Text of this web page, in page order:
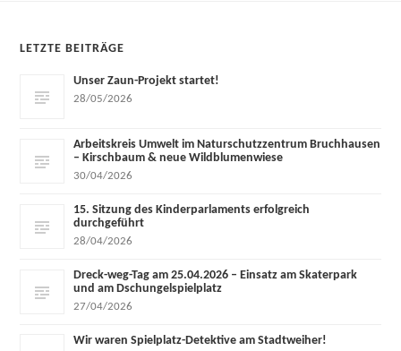
LETZTE BEITRÄGE
Unser Zaun-Projekt startet!
28/05/2026
Arbeitskreis Umwelt im Naturschutzzentrum Bruchhausen
– Kirschbaum & neue Wildblumenwiese
30/04/2026
15. Sitzung des Kinderparlaments erfolgreich
durchgeführt
28/04/2026
Dreck-weg-Tag am 25.04.2026 – Einsatz am Skaterpark
und am Dschungelspielplatz
27/04/2026
Wir waren Spielplatz-Detektive am Stadtweiher!